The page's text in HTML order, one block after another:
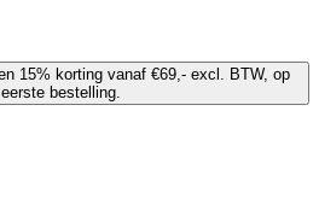
15% korting vanaf €69,- excl. BTW, op
bestelling.